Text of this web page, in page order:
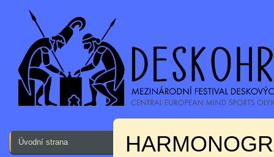
Úvodní strana